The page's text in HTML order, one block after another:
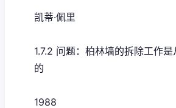
凯蒂·佩里
1.7.2 问题：柏林墙的拆除工作
的
1988